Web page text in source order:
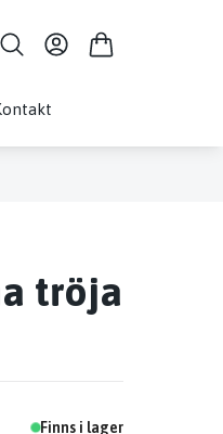
tröja
Finns i lager